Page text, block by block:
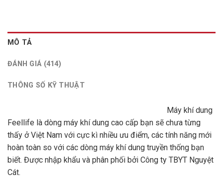
MÔ TẢ
ĐÁNH GIÁ (414)
THÔNG SỐ KỸ THUẬT
Máy khí dung
Feellife là dòng máy khí dung cao cấp bạn sẽ chưa từng
thấy ở Việt Nam với cực kì nhiều ưu điểm, các tính năng mới
hoàn toàn so với các dòng máy khí dung truyền thống bạn
biết. Được nhập khẩu và phân phối bởi Công ty TBYT Nguyệt
Cát.